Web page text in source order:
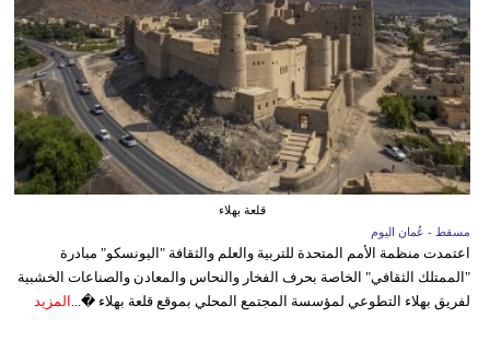
قلعة بهلاء
مسقط - عُمان اليوم
اعتمدت منظمة الأمم المتحدة للتربية والعلم والثقافة "اليونسكو" مبادرة
"الممتلك الثقافي" الخاصة بحرف الفخار والنحاس والمعادن والصناعات الخشبية
لفريق بهلاء التطوعي لمؤسسة المجتمع المحلي بموقع قلعة بهلاء �... المزيد